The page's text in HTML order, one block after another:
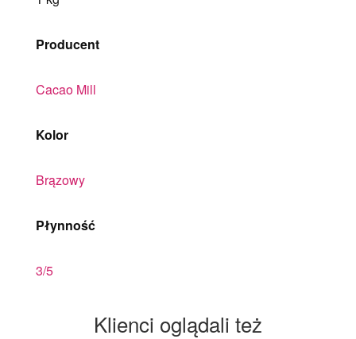
Producent
Cacao Mill
Kolor
Brązowy
Płynność
3/5
Klienci oglądali też